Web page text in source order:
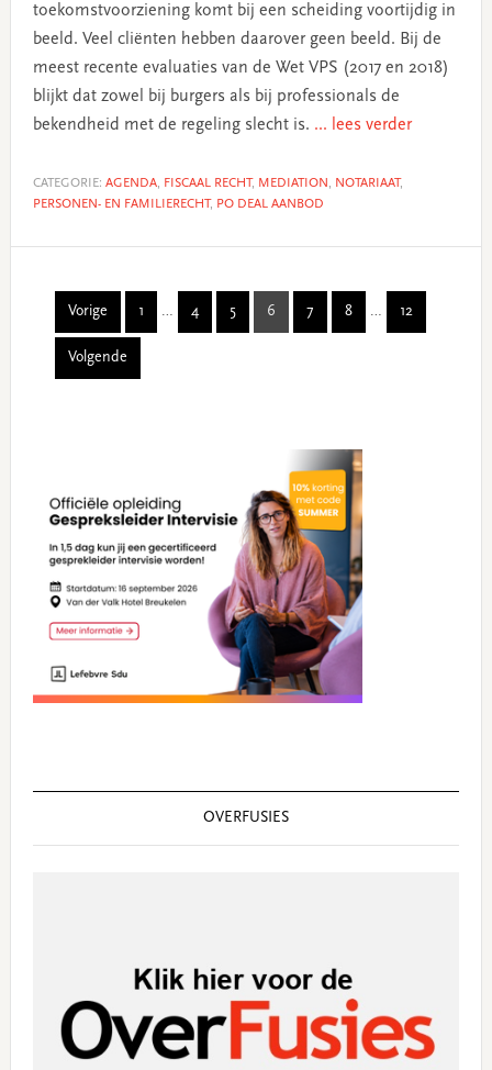
toekomstvoorziening komt bij een scheiding voortijdig in
beeld. Veel cliënten hebben daarover geen beeld. Bij de
meest recente evaluaties van de Wet VPS (2017 en 2018)
blijkt dat zowel bij burgers als bij professionals de
bekendheid met de regeling slecht is. ... lees verder
CATEGORIE: AGENDA, FISCAAL RECHT, MEDIATION , NOTARIAAT,
PERSONEN- EN FAMILIERECHT, PO DEAL AANBOD
Vorige Page
1
Interim
pages
… Page
4 Page
5 Page
6 Page
7 Page
8
Interim
pages
… Page
12
Volgende
OVERFUSIES